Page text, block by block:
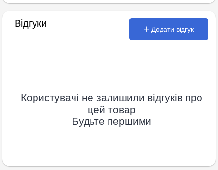
Відгуки
Додати відгук
Користувачі не залишили відгуків про
цей товар
Будьте першими